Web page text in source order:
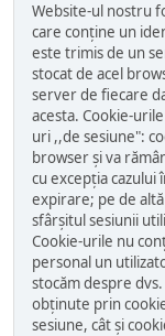
Website-ul nostru
care conține un
este trimis de un
stocat de acel
server de fiecare
acesta. Cookie-
uri ,,de sesiune":
browser și va
cu excepția cazului
expirare; pe de
sfârșitul sesiunii
Cookie-urile nu
personal un
stocăm despre
obținute prin
sesiune, cât și